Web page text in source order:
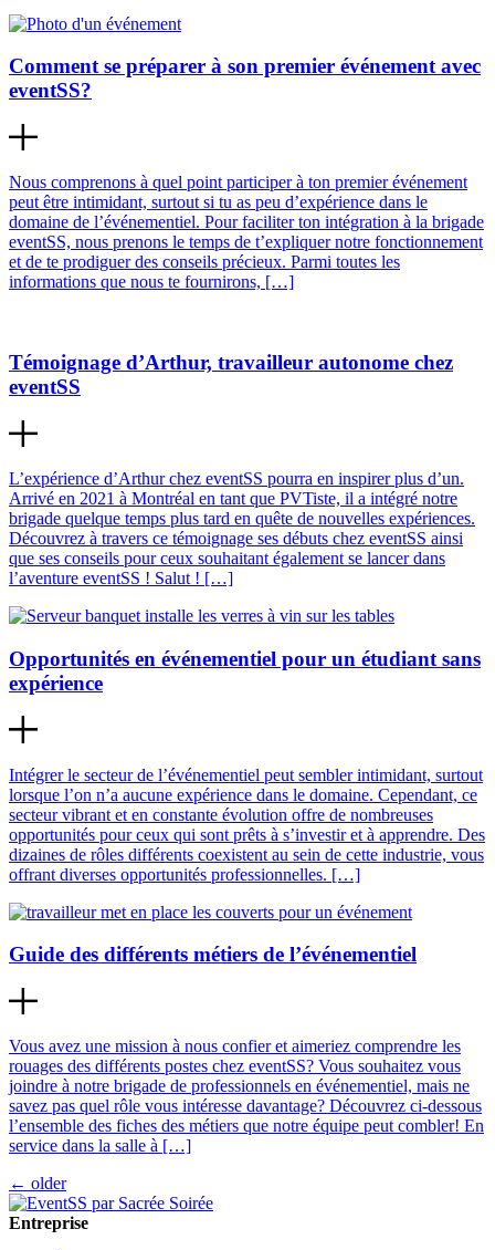
Comment se préparer à son premier événement avec
eventSS?
Nous comprenons à quel point participer à ton premier événement
peut être intimidant, surtout si tu as peu d’expérience dans le
domaine de l’événementiel. Pour faciliter ton intégration à la brigade
eventSS, nous prenons le temps de t’expliquer notre fonctionnement
et de te prodiguer des conseils précieux. Parmi toutes les
informations que nous te fournirons, […]
Témoignage d’Arthur, travailleur autonome chez
eventSS
L’expérience d’Arthur chez eventSS pourra en inspirer plus d’un.
Arrivé en 2021 à Montréal en tant que PVTiste, il a intégré notre
brigade quelque temps plus tard en quête de nouvelles expériences.
Découvrez à travers ce témoignage ses débuts chez eventSS ainsi
que ses conseils pour ceux souhaitant également se lancer dans
l’aventure eventSS ! Salut ! […]
Opportunités en événementiel pour un étudiant sans
expérience
Intégrer le secteur de l’événementiel peut sembler intimidant, surtout
lorsque l’on n’a aucune expérience dans le domaine. Cependant, ce
secteur vibrant et en constante évolution offre de nombreuses
opportunités pour ceux qui sont prêts à s’investir et à apprendre. Des
dizaines de rôles différents coexistent au sein de cette industrie, vous
offrant diverses opportunités professionnelles. […]
Guide des différents métiers de l’événementiel
Vous avez une mission à nous confier et aimeriez comprendre les
rouages des différents postes chez eventSS? Vous souhaitez vous
joindre à notre brigade de professionnels en événementiel, mais ne
savez pas quel rôle vous intéresse davantage? Découvrez ci-dessous
l’ensemble des fiches des métiers que notre équipe peut combler! En
service dans la salle à […]
← older
Entreprise